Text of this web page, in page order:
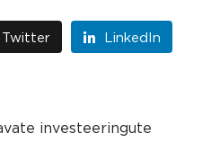
Twitter LinkedIn
investeeringute